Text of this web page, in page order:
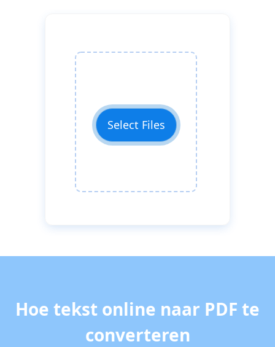
Select Files
Hoe tekst online naar PDF te
converteren